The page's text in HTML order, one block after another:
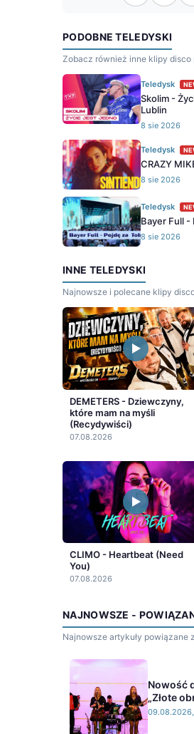
PODOBNE TELEDYSKI
Zobacz również inne klipy disco
Teledysk
Skolim -
Lublin
8 sie 2026
Teledysk
CRAZY
8 sie 2026
Teledysk
Bayer Full -
8 sie 2026
INNE TELEDYSKI
Najnowsze i polecane klipy
DEMETERS - Dziewczyny,
które mam na myśli
(Recydywiści)
07.08.2026
CLIMO - Heartbeat (Need
You)
07.08.2026
NAJNOWSZE -
Najnowsze artykuły powiązane
Nowość
„Złote